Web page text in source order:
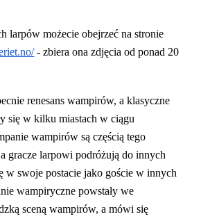
larpów możecie obejrzeć na stronie
- zbiera ona zdjęcia od ponad 20
renesans wampirów, a klasyczne
się w kilku miastach w ciągu
wampirów są częścią tego
gracze larpowi podróżują do innych
w swoje postacie jako goście w innych
wampiryczne powstały we
sceną wampirów, a mówi się